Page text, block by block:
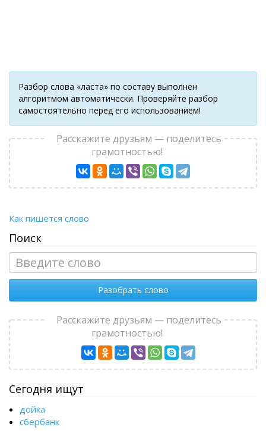
Разбор слова «ласта» по составу выполнен
алгоритмом автоматически. Проверяйте разбор
самостоятельно перед его использованием!
Расскажите друзьям — поделитесь
грамотностью!
Как пишется слово
Поиск
Разобрать слово
Расскажите друзьям — поделитесь
грамотностью!
Сегодня ищут
дойка
сбербанк